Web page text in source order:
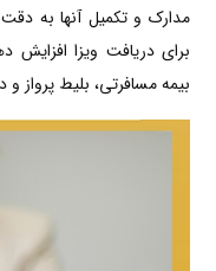
مدارک و تکمیل آنها به
برای دریافت ویزا
بیمه مسافرتی، بلیط پرواز و